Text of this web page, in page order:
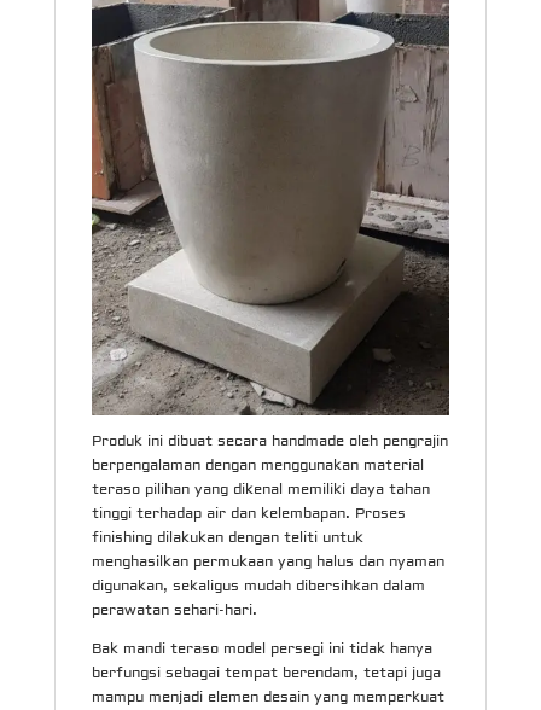
Produk ini dibuat secara handmade oleh pengrajin
berpengalaman dengan menggunakan material
teraso pilihan yang dikenal memiliki daya tahan
tinggi terhadap air dan kelembapan. Proses
finishing dilakukan dengan teliti untuk
menghasilkan permukaan yang halus dan nyaman
digunakan, sekaligus mudah dibersihkan dalam
perawatan sehari-hari.
Bak mandi teraso model persegi ini tidak hanya
berfungsi sebagai tempat berendam, tetapi juga
mampu menjadi elemen desain yang memperkuat